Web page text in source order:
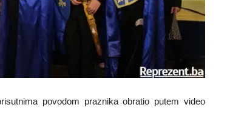
povodom praznika obratio putem video